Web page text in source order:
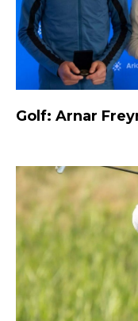
Golf: Arnar